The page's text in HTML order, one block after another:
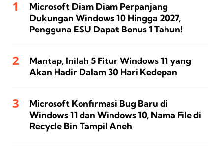
Microsoft Diam Diam Perpanjang
Dukungan Windows 10 Hingga 2027,
Pengguna ESU Dapat Bonus 1 Tahun!
Mantap, Inilah 5 Fitur Windows 11 yang
Akan Hadir Dalam 30 Hari Kedepan
Microsoft Konfirmasi Bug Baru di
Windows 11 dan Windows 10, Nama File di
Recycle Bin Tampil Aneh